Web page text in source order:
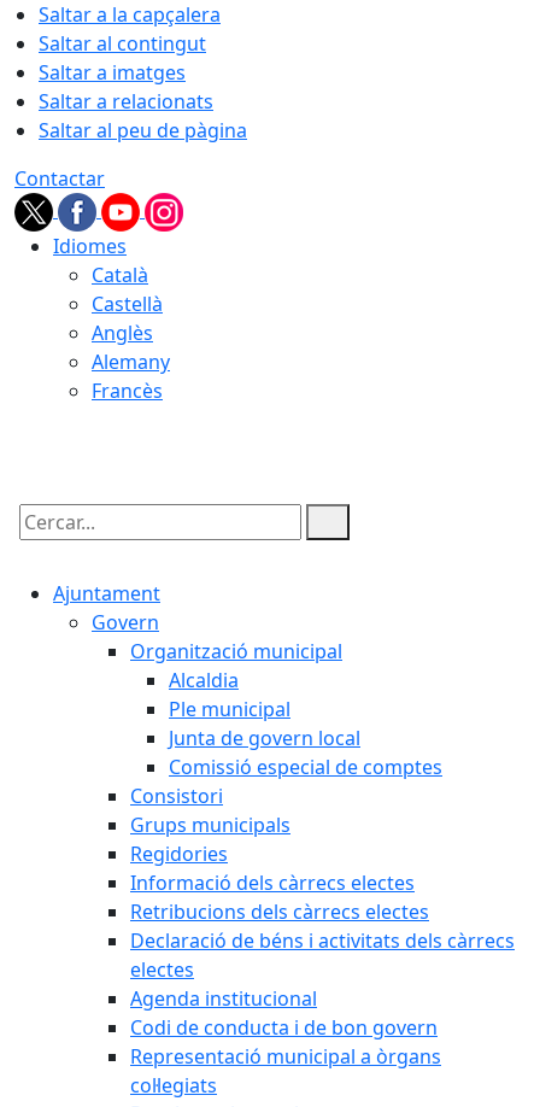
Saltar a la capçalera
Saltar al contingut
Saltar a imatges
Saltar a relacionats
Saltar al peu de pàgina
Contactar
Idiomes
Català
Castellà
Anglès
Alemany
Francès
Cercar:
Ajuntament
Govern
Organització municipal
Alcaldia
Ple municipal
Junta de govern local
Comissió especial de comptes
Consistori
Grups municipals
Regidories
Informació dels càrrecs electes
Retribucions dels càrrecs electes
Declaració de béns i activitats dels càrrecs
electes
Agenda institucional
Codi de conducta i de bon govern
Representació municipal a òrgans
col·legiats